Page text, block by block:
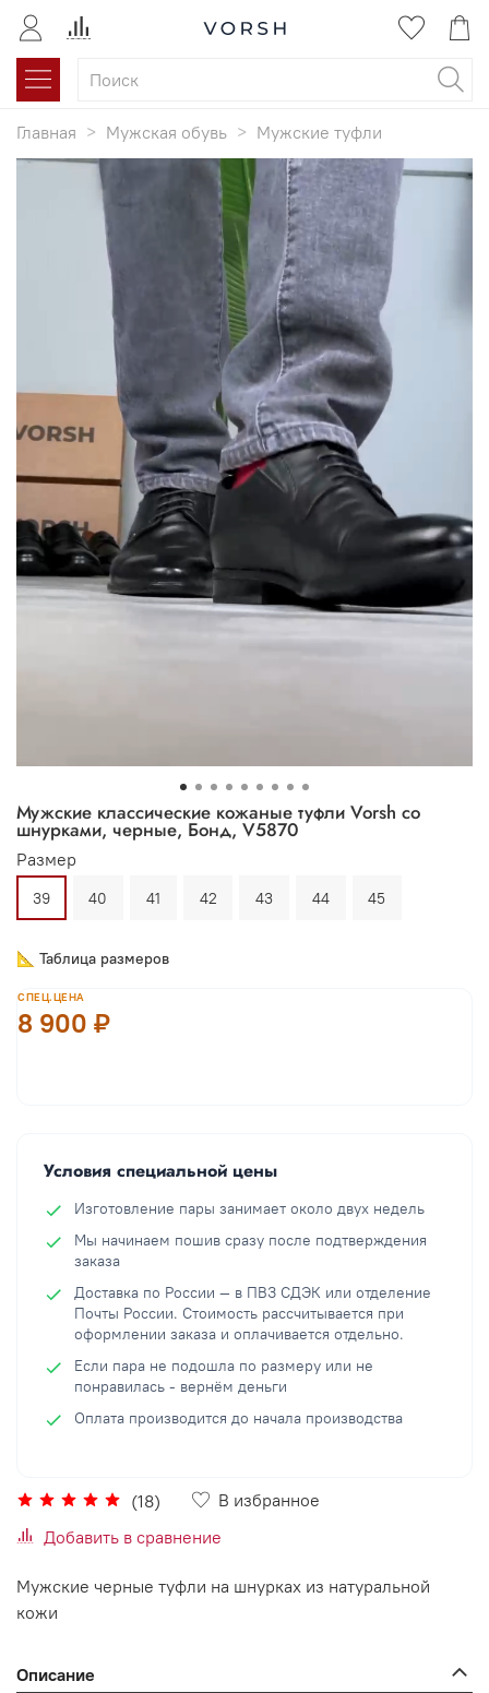
Главная Мужская обувь Мужские туфли
Мужские классические кожаные туфли Vorsh со
шнурками, черные, Бонд, V5870
(18)
В избранное
Добавить в сравнение
Размер
39 40 41 42 43 44 45
📐 Таблица размеров
СПЕЦ.ЦЕНА
8 900 ₽
Условия специальной цены
Изготовление пары занимает около двух недель
Мы начинаем пошив сразу после подтверждения
заказа
Доставка по России — в ПВЗ СДЭК или отделение
Почты России. Стоимость рассчитывается при
оформлении заказа и оплачивается отдельно.
Если пара не подошла по размеру или не
понравилась - вернём деньги
Оплата производится до начала производства
Мужские черные туфли на шнурках из натуральной
кожи
Описание